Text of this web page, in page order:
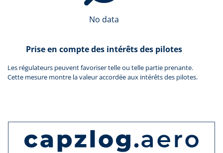
No data
Prise en compte des intérêts des pilotes
Les régulateurs peuvent favoriser telle ou telle partie prenante.
Cette mesure montre la valeur accordée aux intérêts des pilotes.